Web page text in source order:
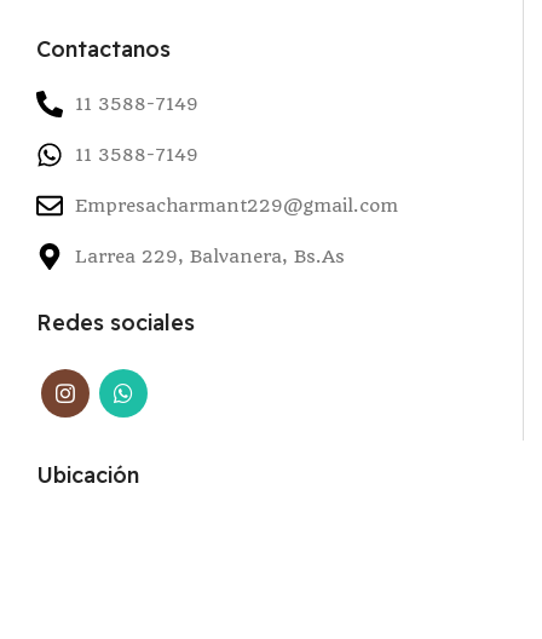
Contactanos
11 3588-7149
11 3588-7149
Empresacharmant229@gmail.com
Larrea 229, Balvanera, Bs.As
Redes sociales
Ubicación